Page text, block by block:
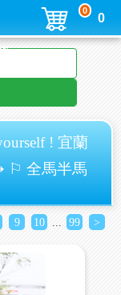
0
0
! 宜蘭
⚐ 全馬半馬
9 10 99 >